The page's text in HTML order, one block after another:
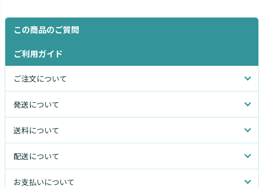
この商品のご質問
ご利用ガイド
ご注文について
発送について
送料について
配送について
お支払いについて